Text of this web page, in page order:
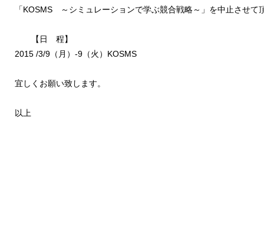
「KOSMS ～シミュレーションで学ぶ競合戦略～」を中止させて
【日 程】
2015 /3/9（月）-9（火）KOSMS
宜しくお願い致します。
以上